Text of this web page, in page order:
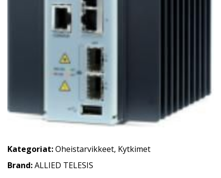
Kategoriat:Oheistarvikkeet, Kytkimet
Brand:ALLIED TELESIS